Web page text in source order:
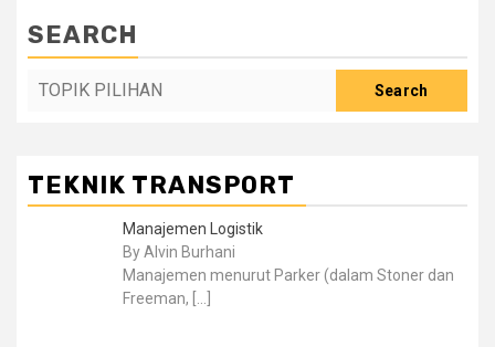
SEARCH
Search
TEKNIK TRANSPORT
Manajemen Logistik
By Alvin Burhani
Manajemen menurut Parker (dalam Stoner dan
Freeman, […]